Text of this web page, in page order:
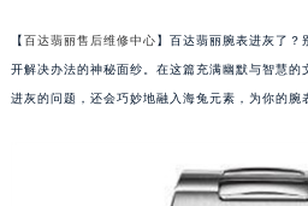
【百达翡丽售后维修中心】百达翡丽腕表进灰了？
开解决办法的神秘面纱。在这篇充满幽默与智慧
进灰的问题，还会巧妙地融入海兔元素，为你的腕